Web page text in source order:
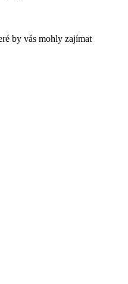
by vás mohly zajímat